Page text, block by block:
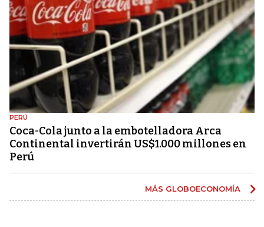
PERÚ
Coca-Cola junto a la embotelladora Arca
Continental invertirán US$1.000 millones en
Perú
MÁS GLOBOECONOMÍA